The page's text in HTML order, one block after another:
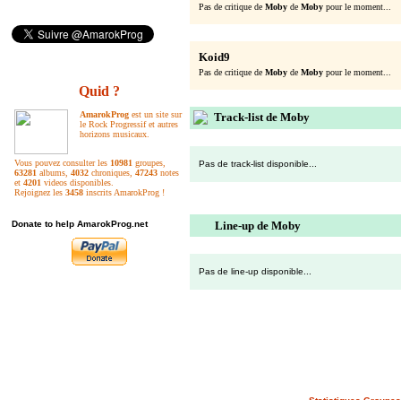
Quid ?
AmarokProg est un site sur
le Rock Progressif et autres
horizons musicaux.
Vous pouvez consulter les 10981 groupes,
63281 albums, 4032 chroniques, 47243 notes
et 4201 videos disponibles.
Rejoignez les 3458 inscrits AmarokProg !
Donate to help AmarokProg.net
Pas de critique de Moby de Moby pour le moment...
Koid9
Pas de critique de Moby de Moby pour le moment...
Track-list de Moby
Pas de track-list disponible...
Line-up de Moby
Pas de line-up disponible...